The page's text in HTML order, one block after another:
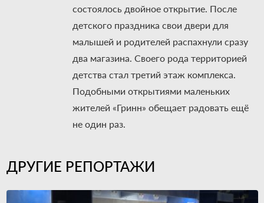
состоялось двойное открытие. После
детского праздника свои двери для
малышей и родителей распахнули сразу
два магазина. Своего рода территорией
детства стал третий этаж комплекса.
Подобными открытиями маленьких
жителей «Гринн» обещает радовать ещё
не один раз.
ДРУГИЕ РЕПОРТАЖИ